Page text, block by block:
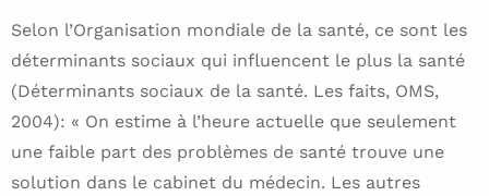
Selon l’Organisation mondiale de la santé, ce sont les
déterminants sociaux qui influencent le plus la santé
(Déterminants sociaux de la santé. Les faits, OMS,
2004): « On estime à l’heure actuelle que seulement
une faible part des problèmes de santé trouve une
solution dans le cabinet du médecin. Les autres